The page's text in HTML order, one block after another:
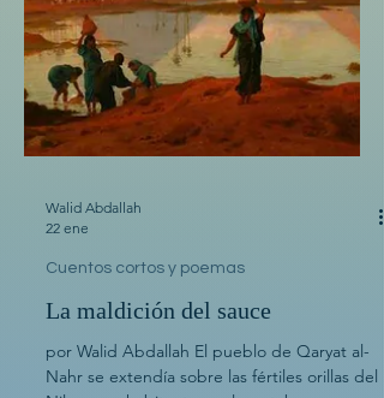
primordiales que toman la forma del paisaje
circundante y atacan y desmembran a los
huma
22 ene
Cuentos cortos y poemas
La maldición del sauce